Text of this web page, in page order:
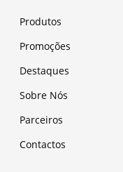
Produtos
Promoções
Destaques
Sobre Nós
Parceiros
Contactos